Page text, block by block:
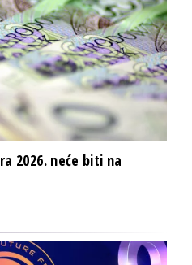
2026. neće biti na